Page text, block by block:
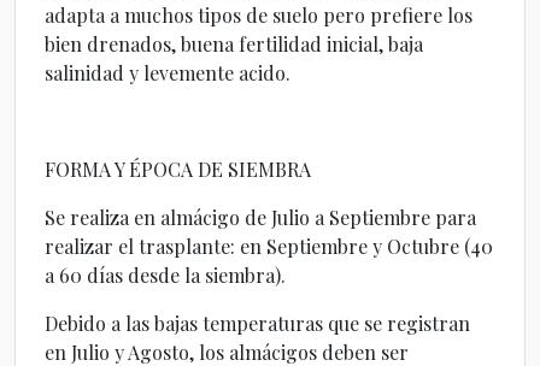
adapta a muchos tipos de suelo pero prefiere los
bien drenados, buena fertilidad inicial, baja
salinidad y levemente acido.
FORMA Y ÉPOCA DE SIEMBRA
Se realiza en almácigo de Julio a Septiembre para
realizar el trasplante: en Septiembre y Octubre (40
a 60 días desde la siembra).
Debido a las bajas temperaturas que se registran
en Julio y Agosto, los almácigos deben ser